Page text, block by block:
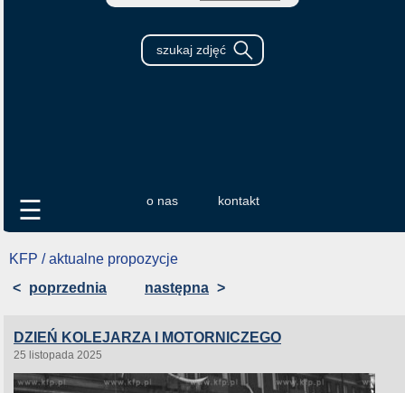
o nas kontakt
☰
KFP / aktualne propozycje
< poprzednia następna >
DZIEŃ KOLEJARZA I MOTORNICZEGO
25 listopada 2025